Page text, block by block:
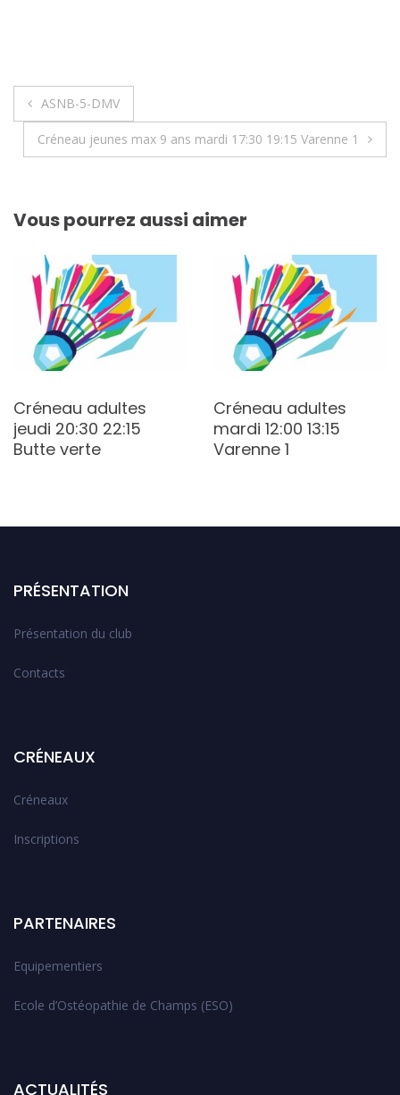
Navigation
de
ASNB-5-DMV
Créneau jeunes max 9 ans mardi 17:30 19:15 Varenne 1
Vous pourrez aussi aimer
Créneau adultes
jeudi 20:30 22:15
Butte verte
Créneau adultes
mardi 12:00 13:15
Varenne 1
PRÉSENTATION
Présentation du club
Contacts
CRÉNEAUX
Créneaux
Inscriptions
PARTENAIRES
Equipementiers
Ecole d’Ostéopathie de Champs (ESO)
ACTUALITÉS